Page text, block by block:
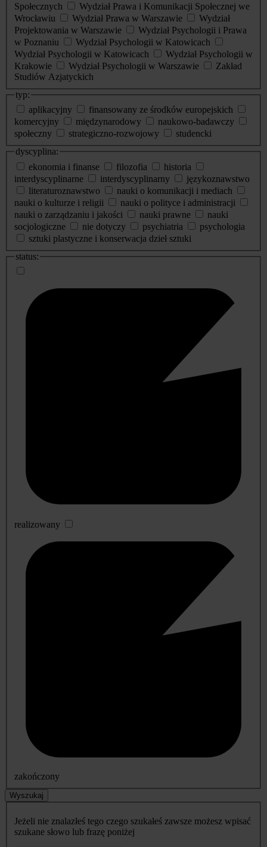
Społecznych
Wydział Prawa i Komunikacji Społecznej we
Wrocławiu
Wydział Prawa w Warszawie
Wydział
Projektowania w Warszawie
Wydział Psychologii i Prawa
w Poznaniu
Wydział Psychologii w Katowicach
Wydział Psychologii w Katowicach
Wydział Psychologii w
Krakowie
Wydział Psychologii w Warszawie
Zakład
Studiów Azjatyckich
typ:
aplikacyjny
finansowany ze środków europejskich
komercyjny
międzynarodowy
naukowo-badawczy
społeczny
strategiczno-rozwojowy
studencki
dyscyplina:
ekonomia i finanse
filozofia
historia
interdyscyplinarne
interdyscyplinarny
językoznawstwo
literaturoznawstwo
nauki o komunikacji i mediach
nauki o kulturze i religii
nauki o polityce i administracji
nauki o zarządzaniu i jakości
nauki prawne
nauki
socjologiczne
nie dotyczy psychiatria
psychologia
sztuki plastyczne i konserwacja dzieł sztuki
status:
realizowany
zakończony
Wyszukaj
Jeżeli nie znalazłeś tego czego szukałeś zawsze możesz wpisać
szukane słowo lub frazę poniżej